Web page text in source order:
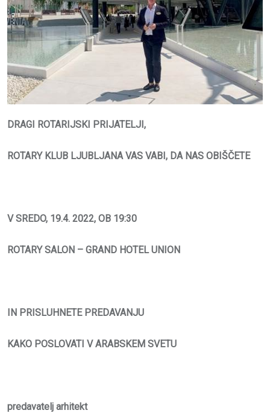
DRAGI ROTARIJSKI PRIJATELJI,
ROTARY KLUB LJUBLJANAVAS VABI, DA NAS OBIŠČETE
V SREDO, 19.4. 2022, OB 19:30
ROTARY SALON – GRAND HOTEL UNION
IN PRISLUHNETE PREDAVANJU
KAKO POSLOVATI V ARABSKEM SVETU
predavatelj arhitekt